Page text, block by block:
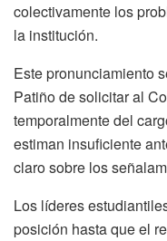
colectivamente los
la institución.
Este pronunciamiento
Patiño de solicitar al
temporalmente del
estiman insuficiente
claro sobre los
Los líderes
posición hasta que el